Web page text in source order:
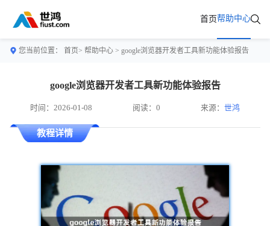
首页帮助中心
您当前位置： 首页> 帮助中心 > google浏览器开发者工具新功能体验报告
google浏览器开发者工具新功能体验报告
时间：2026-01-08 阅读：0 来源：世鸿
教程详情